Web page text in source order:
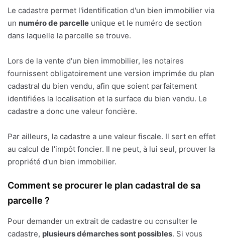
Le cadastre permet l'identification d'un bien immobilier via
un numéro de parcelle unique et le numéro de section
dans laquelle la parcelle se trouve.
Lors de la vente d'un bien immobilier, les notaires
fournissent obligatoirement une version imprimée du plan
cadastral du bien vendu, afin que soient parfaitement
identifiées la localisation et la surface du bien vendu. Le
cadastre a donc une valeur foncière.
Par ailleurs, la cadastre a une valeur fiscale. Il sert en effet
au calcul de l'impôt foncier. Il ne peut, à lui seul, prouver la
propriété d'un bien immobilier.
Comment se procurer le plan cadastral de sa
parcelle ?
Pour demander un extrait de cadastre ou consulter le
cadastre, plusieurs démarches sont possibles. Si vous